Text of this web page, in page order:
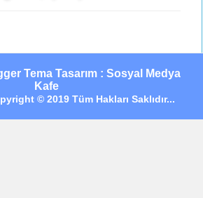
Tema Tasarım : Sosyal Medya
Kafe
© 2019 Tüm Hakları Saklıdır...